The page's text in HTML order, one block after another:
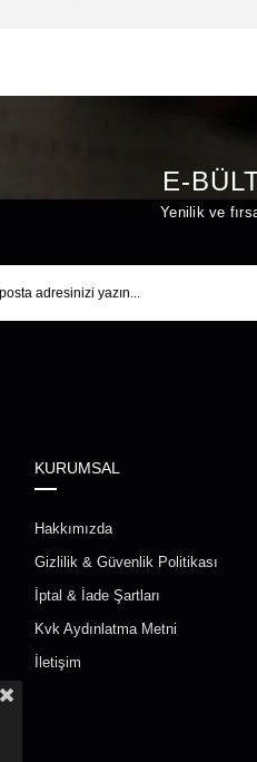
E-
Yenilik ve
KURUMSAL
Hakkımızda
Gizlilik & Güvenlik Politikası
İptal & İade Şartları
Kvk Aydınlatma Metni
İletişim